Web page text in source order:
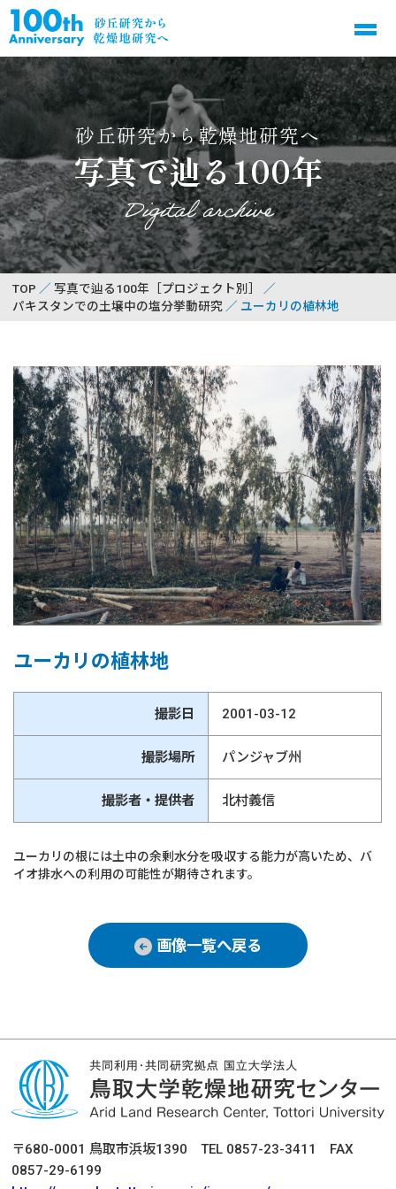
砂丘研究から乾燥地研究へ
写真で辿る100年
Digital archive
TOP
写真で辿る100年［プロジェクト別］
パキスタンでの土壌中の塩分挙動研究
ユーカリの植林地
ユーカリの植林地
撮影日 2001-03-12
撮影場所 パンジャブ州
撮影者・提供者 北村義信
ユーカリの根には土中の余剰水分を吸収する能力が高いため、バ
イオ排水への利用の可能性が期待されます。
画像一覧へ戻る
〒680-0001 鳥取市浜坂1390 TEL 0857-23-3411 FAX
0857-29-6199